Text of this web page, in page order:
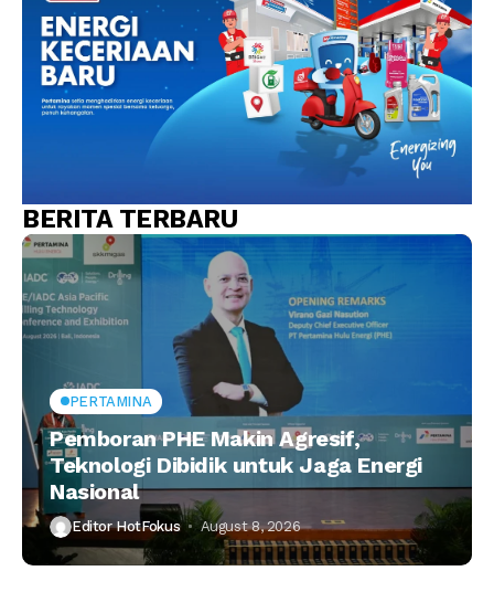
BERITA TERBARU
PERTAMINA
Pemboran PHE Makin Agresif,
Teknologi Dibidik untuk Jaga Energi
Nasional
Editor HotFokus August 8, 2026